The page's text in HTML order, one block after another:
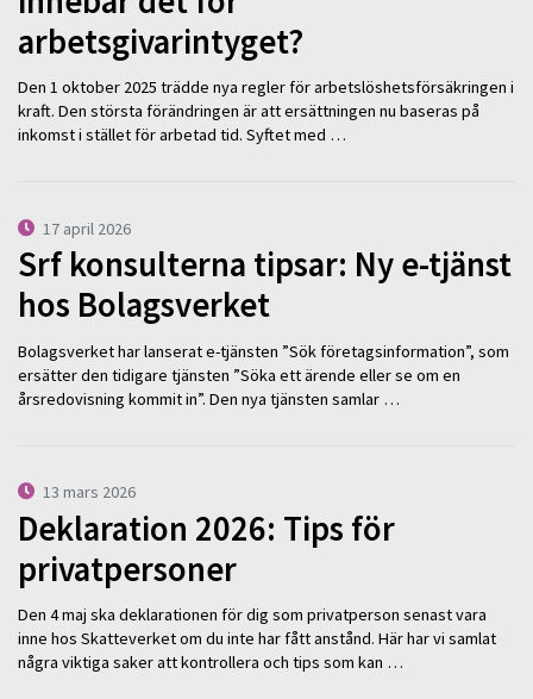
arbetsgivarintyget?
Den 1 oktober 2025 trädde nya regler för arbetslöshetsförsäkringen i
kraft. Den största förändringen är att ersättningen nu baseras på
inkomst i stället för arbetad tid. Syftet med …
17 april 2026
Srf konsulterna tipsar: Ny e-tjänst
hos Bolagsverket
Bolagsverket har lanserat e-tjänsten ”Sök företagsinformation”, som
ersätter den tidigare tjänsten ”Söka ett ärende eller se om en
årsredovisning kommit in”. Den nya tjänsten samlar …
13 mars 2026
Deklaration 2026: Tips för
privatpersoner
Den 4 maj ska deklarationen för dig som privatperson senast vara
inne hos Skatteverket om du inte har fått anstånd. Här har vi samlat
några viktiga saker att kontrollera och tips som kan …